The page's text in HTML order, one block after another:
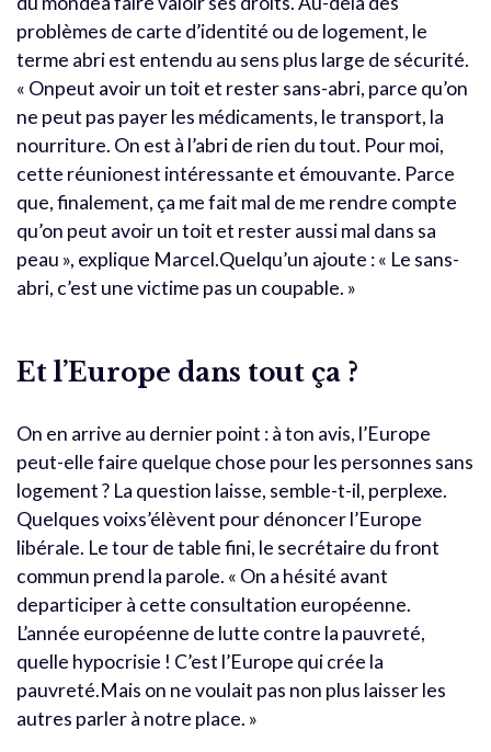
problèmes de carte d’identité ou de logement, le
terme abri est entendu au sens plus large de sécurité.
« Onpeut avoir un toit et rester sans-abri, parce qu’on
ne peut pas payer les médicaments, le transport, la
nourriture. On est à l’abri de rien du tout. Pour moi,
cette réunionest intéressante et émouvante. Parce
que, finalement, ça me fait mal de me rendre compte
qu’on peut avoir un toit et rester aussi mal dans sa
peau », explique Marcel.Quelqu’un ajoute : « Le sans-
abri, c’est une victime pas un coupable. »
Et l’Europe dans tout ça ?
On en arrive au dernier point : à ton avis, l’Europe
peut-elle faire quelque chose pour les personnes sans
logement ? La question laisse, semble-t-il, perplexe.
Quelques voixs’élèvent pour dénoncer l’Europe
libérale. Le tour de table fini, le secrétaire du front
commun prend la parole. « On a hésité avant
departiciper à cette consultation européenne.
L’année européenne de lutte contre la pauvreté,
quelle hypocrisie ! C’est l’Europe qui crée la
pauvreté.Mais on ne voulait pas non plus laisser les
autres parler à notre place. »